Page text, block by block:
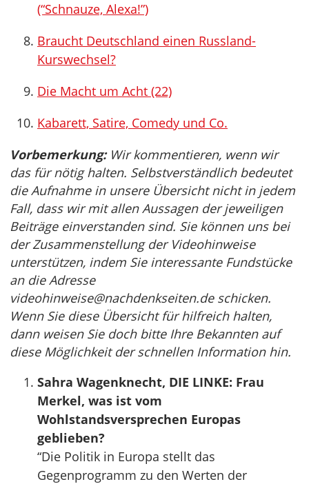
(“Schnauze, Alexa!”)
Braucht Deutschland einen Russland-
Kurswechsel?
Die Macht um Acht (22)
Kabarett, Satire, Comedy und Co.
Vorbemerkung:Wir kommentieren, wenn wir
das für nötig halten. Selbstverständlich bedeutet
die Aufnahme in unsere Übersicht nicht in jedem
Fall, dass wir mit allen Aussagen der jeweiligen
Beiträge einverstanden sind. Sie können uns bei
der Zusammenstellung der Videohinweise
unterstützen, indem Sie interessante Fundstücke
an die Adresse
videohinweise@nachdenkseiten.deschicken.
Wenn Sie diese Übersicht für hilfreich halten,
dann weisen Sie doch bitte Ihre Bekannten auf
diese Möglichkeit der schnellen Information hin.
Sahra Wagenknecht, DIE LINKE: Frau
Merkel, was ist vom
Wohlstandsversprechen Europas
geblieben?
“Die Politik in Europa stellt das
Gegenprogramm zu den Werten der